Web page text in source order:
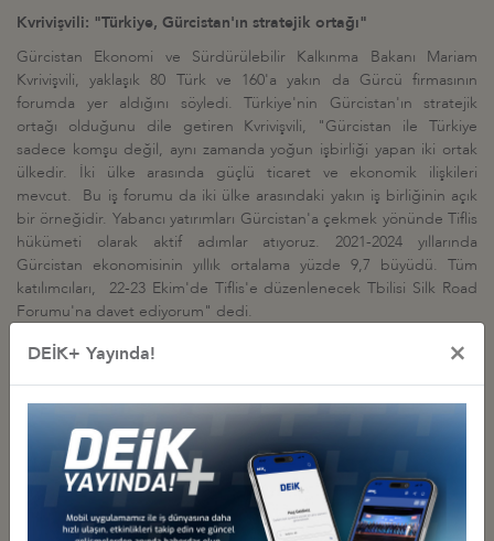
Kvrivişvili: "Türkiye, Gürcistan'ın stratejik ortağı"
Gürcistan Ekonomi ve Sürdürülebilir Kalkınma Bakanı Mariam
Kvrivişvili, yaklaşık 80 Türk ve 160'a yakın da Gürcü firmasının
forumda yer aldığını söyledi. Türkiye'nin Gürcistan'ın stratejik
ortağı olduğunu dile getiren Kvrivişvili, "Gürcistan ile Türkiye
sadece komşu değil, aynı zamanda yoğun işbirliği yapan iki ortak
ülkedir. İki ülke arasında güçlü ticaret ve ekonomik ilişkileri
mevcut. Bu iş forumu da iki ülke arasındaki yakın iş birliğinin açık
bir örneğidir. Yabancı yatırımları Gürcistan'a çekmek yönünde Tiflis
hükümeti olarak aktif adımlar atıyoruz. 2021-2024 yıllarında
Gürcistan ekonomisinin yıllık ortalama yüzde 9,7 büyüdü. Tüm
katılımcıları, 22-23 Ekim'de Tiflis'e düzenlenecek Tbilisi Silk Road
Forumu'na davet ediyorum" dedi.
Olpak: "Ekonomik ilişkilerimizden de memnunuz ve daha iyiye
götürmek için buradayız"
DEİK Başkanı Nail Olpakise Türkiye ile Gürcistan arasındaki siyası
ilişkilerin çok iyi olduğunu dile getirerek, "Bir problem
yaşamıyoruz. Ekonomik ilişkilerimizden de memnunuz ve daha iyiye
götürmek için buradayız." ifadelerini kullandı.
Çalışkan: "Gürcistan'ın iş ve yatırım imkanlarını üyelerimize
tanıtmaya önem veriyoruz"
DEİK+ Yayında! ×